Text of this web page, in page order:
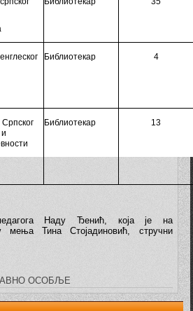
Библиотекар 4
и
Библиотекар 13
педагога Наду Ђенић, која је на
мења Тина Стојадиновић,
стручни
ОСОБЉЕ